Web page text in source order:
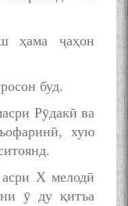
ҳама ҷаҳон
буд.
Рӯдакӣ ва
хую
Х мелодӣ
ӯ ду қитъа